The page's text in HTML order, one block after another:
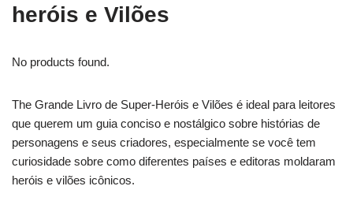
heróis e Vilões
No products found.
The Grande Livro de Super-Heróis e Vilões é ideal para leitores
que querem um guia conciso e nostálgico sobre histórias de
personagens e seus criadores, especialmente se você tem
curiosidade sobre como diferentes países e editoras moldaram
heróis e vilões icônicos.